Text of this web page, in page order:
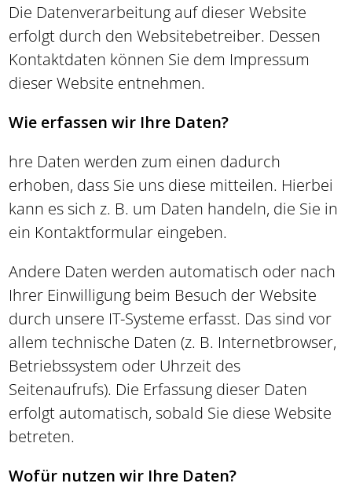
Die Datenverarbeitung auf dieser Website
erfolgt durch den Websitebetreiber. Dessen
Kontaktdaten können Sie dem Impressum
dieser Website entnehmen.
Wie erfassen wir Ihre Daten?
hre Daten werden zum einen dadurch
erhoben, dass Sie uns diese mitteilen. Hierbei
kann es sich z. B. um Daten handeln, die Sie in
ein Kontaktformular eingeben.
Andere Daten werden automatisch oder nach
Ihrer Einwilligung beim Besuch der Website
durch unsere IT-Systeme erfasst. Das sind vor
allem technische Daten (z. B. Internetbrowser,
Betriebssystem oder Uhrzeit des
Seitenaufrufs). Die Erfassung dieser Daten
erfolgt automatisch, sobald Sie diese Website
betreten.
Wofür nutzen wir Ihre Daten?